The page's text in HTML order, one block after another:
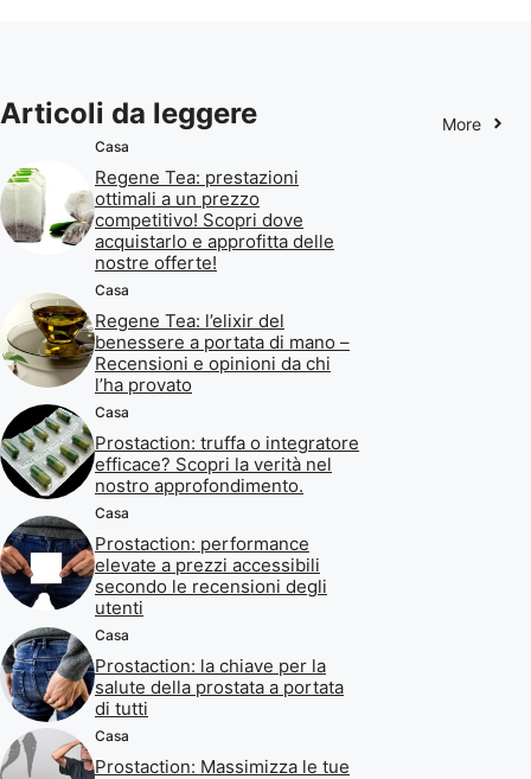
Articoli da leggere More
Casa
Regene Tea: prestazioni
ottimali a un prezzo
competitivo! Scopri dove
acquistarlo e approfitta delle
nostre offerte!
Casa
Regene Tea: l’elixir del
benessere a portata di mano –
Recensioni e opinioni da chi
l’ha provato
Casa
Prostaction: truffa o integratore
efficace? Scopri la verità nel
nostro approfondimento.
Casa
Prostaction: performance
elevate a prezzi accessibili
secondo le recensioni degli
utenti
Casa
Prostaction: la chiave per la
salute della prostata a portata
di tutti
Casa
Prostaction: Massimizza le tue